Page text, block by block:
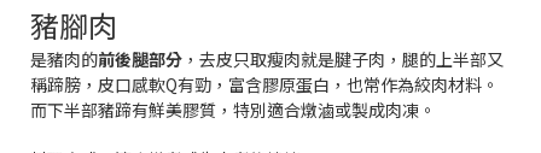
豬腳肉
是豬肉的前後腿部分 ，去皮只取瘦肉就是腱子肉，腿的上半部又
稱蹄膀，皮口感軟Q有勁，富含膠原蛋白，也常作為絞肉材料。
而下半部豬蹄有鮮美膠質，特別適合燉滷或製成肉凍。